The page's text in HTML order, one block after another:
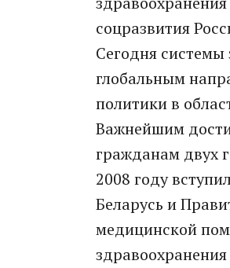
соцразвития
Сегодня
глобальным
политики в
Важнейшим
гражданам двух
2008 году
Беларусь и
медицинской